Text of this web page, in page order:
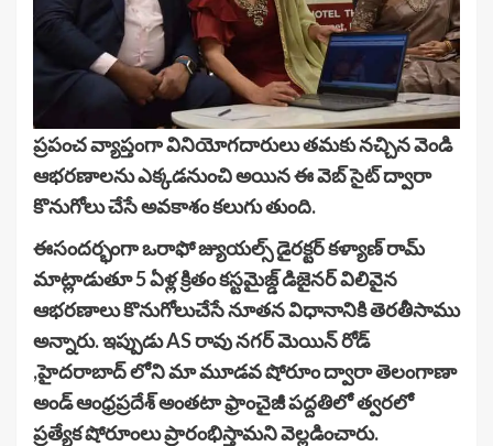
ప్రపంచ వ్యాప్తంగా వినియోగదారులు తమకు నచ్చిన వెండి
ఆభరణాలను ఎక్కడనుంచి అయిన ఈ వెబ్ సైట్ ద్వారా
కొనుగోలు చేసే అవకాశం కలుగు తుంది.
ఈసందర్భంగా ఒరాఫో జ్యుయల్స్ డైరక్టర్ కళ్యాణ్ రామ్
మాట్లాడుతూ 5 ఏళ్ల క్రితం కస్టమైజ్డ్ డిజైనర్ విలివైన
ఆభరణాలు కొనుగోలుచేసే నూతన విధానానికి తెరతీసాము
అన్నారు. ఇప్పుడు AS రావు నగర్ మెయిన్ రోడ్
,హైదరాబాద్ లోని మా మూడవ షోరూం ద్వారా తెలంగాణా
అండ్ ఆంధ్రప్రదేశ్ అంతటా ఫ్రాంచైజీ పద్దతిలో త్వరలో
ప్రత్యేక షోరూంలు ప్రారంభిస్తామని వెల్లడించారు.